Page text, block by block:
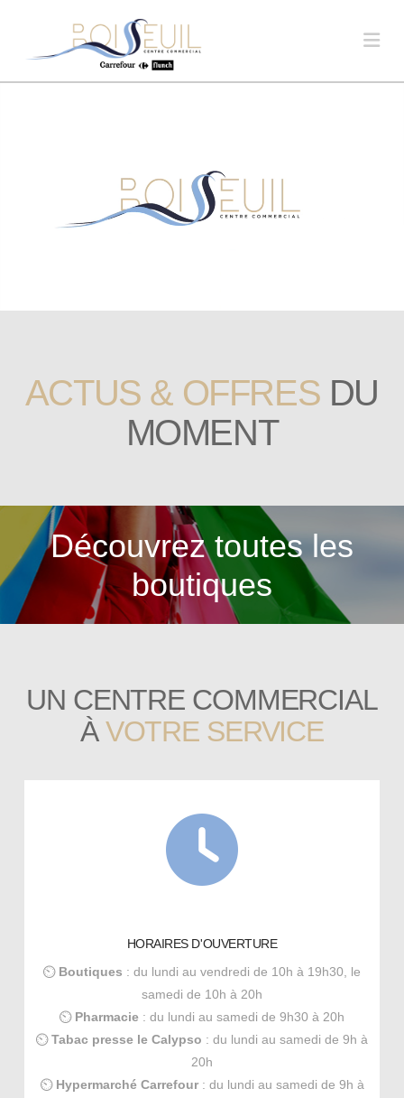
ACTUS & OFFRES DU
MOMENT
Découvrez toutes les
boutiques
UN CENTRE COMMERCIAL
ÀVOTRE SERVICE
HORAIRES D'OUVERTURE
⏲ Boutiques : du lundi au vendredi de 10h à 19h30, le
samedi de 10h à 20h
⏲ Pharmacie : du lundi au samedi de 9h30 à 20h
⏲Tabac presse le Calypso : du lundi au samedi de 9h à
20h
⏲ Hypermarché Carrefour: du lundi au samedi de 9h à